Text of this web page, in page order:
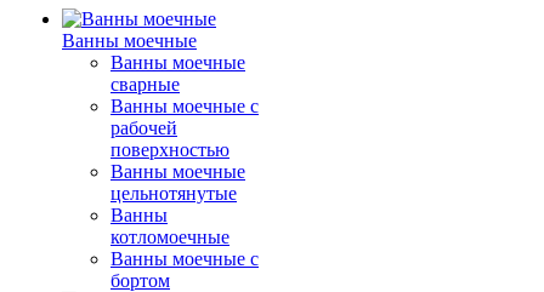
Ванны моечные
Ванны моечные
сварные
Ванны моечные с
рабочей
поверхностью
Ванны моечные
цельнотянутые
Ванны
котломоечные
Ванны моечные с
бортом